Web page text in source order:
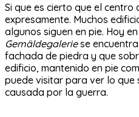
Si que es cierto que el centro
expresamente. Muchos
algunos siguen en pie. Hoy
Gemäldegaleriese
fachada de piedra y que
edificio, mantenido en pie
puede visitar para ver lo que
causada por la guerra.